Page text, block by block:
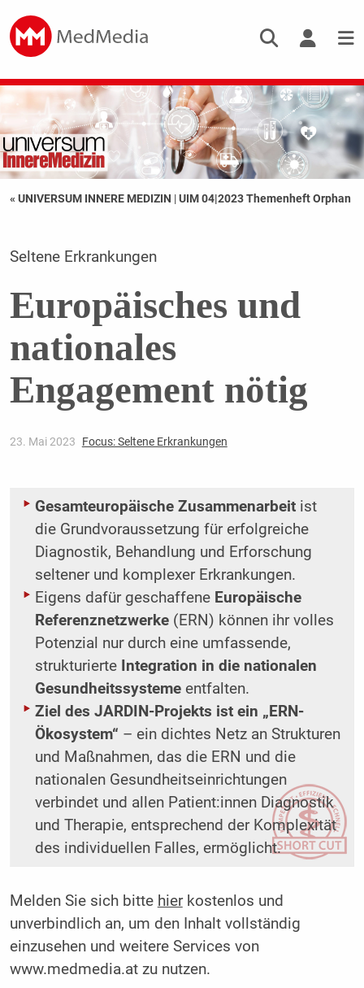
« UNIVERSUM INNERE MEDIZIN |UIM 04|2023 Themenheft Orphan
Seltene Erkrankungen
Europäisches und
nationales
Engagement nötig
23. Mai 2023 Focus: Seltene Erkrankungen
Gesamteuropäische Zusammenarbeit ist
die Grundvoraussetzung für erfolgreiche
Diagnostik, Behandlung und Erforschung
seltener und komplexer Erkrankungen.
Eigens dafür geschaffene Europäische
Referenznetzwerke(ERN) können ihr volles
Potenzial nur durch eine umfassende,
strukturierte Integration in die nationalen
Gesundheitssystemeentfalten.
Ziel des JARDIN-Projekts ist ein „ERN-
Ökosystem“ – ein dichtes Netz an Strukturen
und Maßnahmen, das die ERN und die
nationalen Gesundheitseinrichtungen
verbindet und allen Patient:innen Diagnostik
und Therapie, entsprechend der Komplexität
des individuellen Falles, ermöglicht.
Melden Sie sich bitte hierkostenlos und
unverbindlich an, um den Inhalt vollständig
einzusehen und weitere Services von
www.medmedia.at zu nutzen.